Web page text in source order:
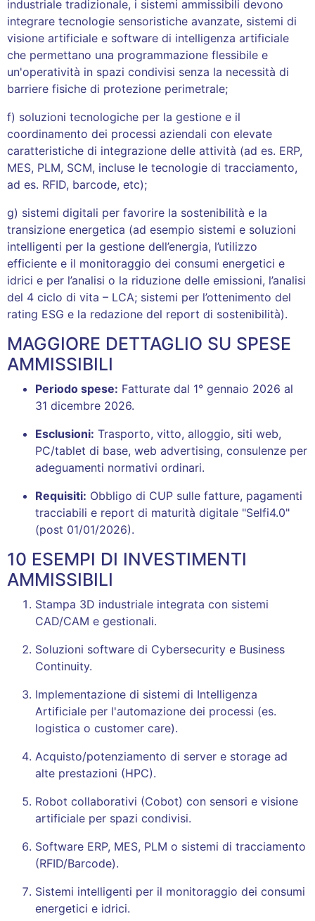
industriale tradizionale, i sistemi ammissibili devono
integrare tecnologie sensoristiche avanzate, sistemi di
visione artificiale e software di intelligenza artificiale
che permettano una programmazione flessibile e
un'operatività in spazi condivisi senza la necessità di
barriere fisiche di protezione perimetrale;
f) soluzioni tecnologiche per la gestione e il
coordinamento dei processi aziendali con elevate
caratteristiche di integrazione delle attività (ad es. ERP,
MES, PLM, SCM, incluse le tecnologie di tracciamento,
ad es. RFID, barcode, etc);
g) sistemi digitali per favorire la sostenibilità e la
transizione energetica (ad esempio sistemi e soluzioni
intelligenti per la gestione dell’energia, l’utilizzo
efficiente e il monitoraggio dei consumi energetici e
idrici e per l’analisi o la riduzione delle emissioni, l’analisi
del 4 ciclo di vita – LCA; sistemi per l’ottenimento del
rating ESG e la redazione del report di sostenibilità).
MAGGIORE DETTAGLIO SU SPESE
AMMISSIBILI
Periodo spese: Fatturate dal 1° gennaio 2026 al
31 dicembre 2026.
Esclusioni: Trasporto, vitto, alloggio, siti web,
PC/tablet di base, web advertising, consulenze per
adeguamenti normativi ordinari.
Requisiti: Obbligo di CUP sulle fatture, pagamenti
tracciabili e report di maturità digitale "Selfi4.0"
(post 01/01/2026).
10 ESEMPI DI INVESTIMENTI
AMMISSIBILI
Stampa 3D industriale integrata con sistemi
CAD/CAM e gestionali.
Soluzioni software di Cybersecurity e Business
Continuity.
Implementazione di sistemi di Intelligenza
Artificiale per l'automazione dei processi (es.
logistica o customer care).
Acquisto/potenziamento di server e storage ad
alte prestazioni (HPC).
Robot collaborativi (Cobot) con sensori e visione
artificiale per spazi condivisi.
Software ERP, MES, PLM o sistemi di tracciamento
(RFID/Barcode).
Sistemi intelligenti per il monitoraggio dei consumi
energetici e idrici.